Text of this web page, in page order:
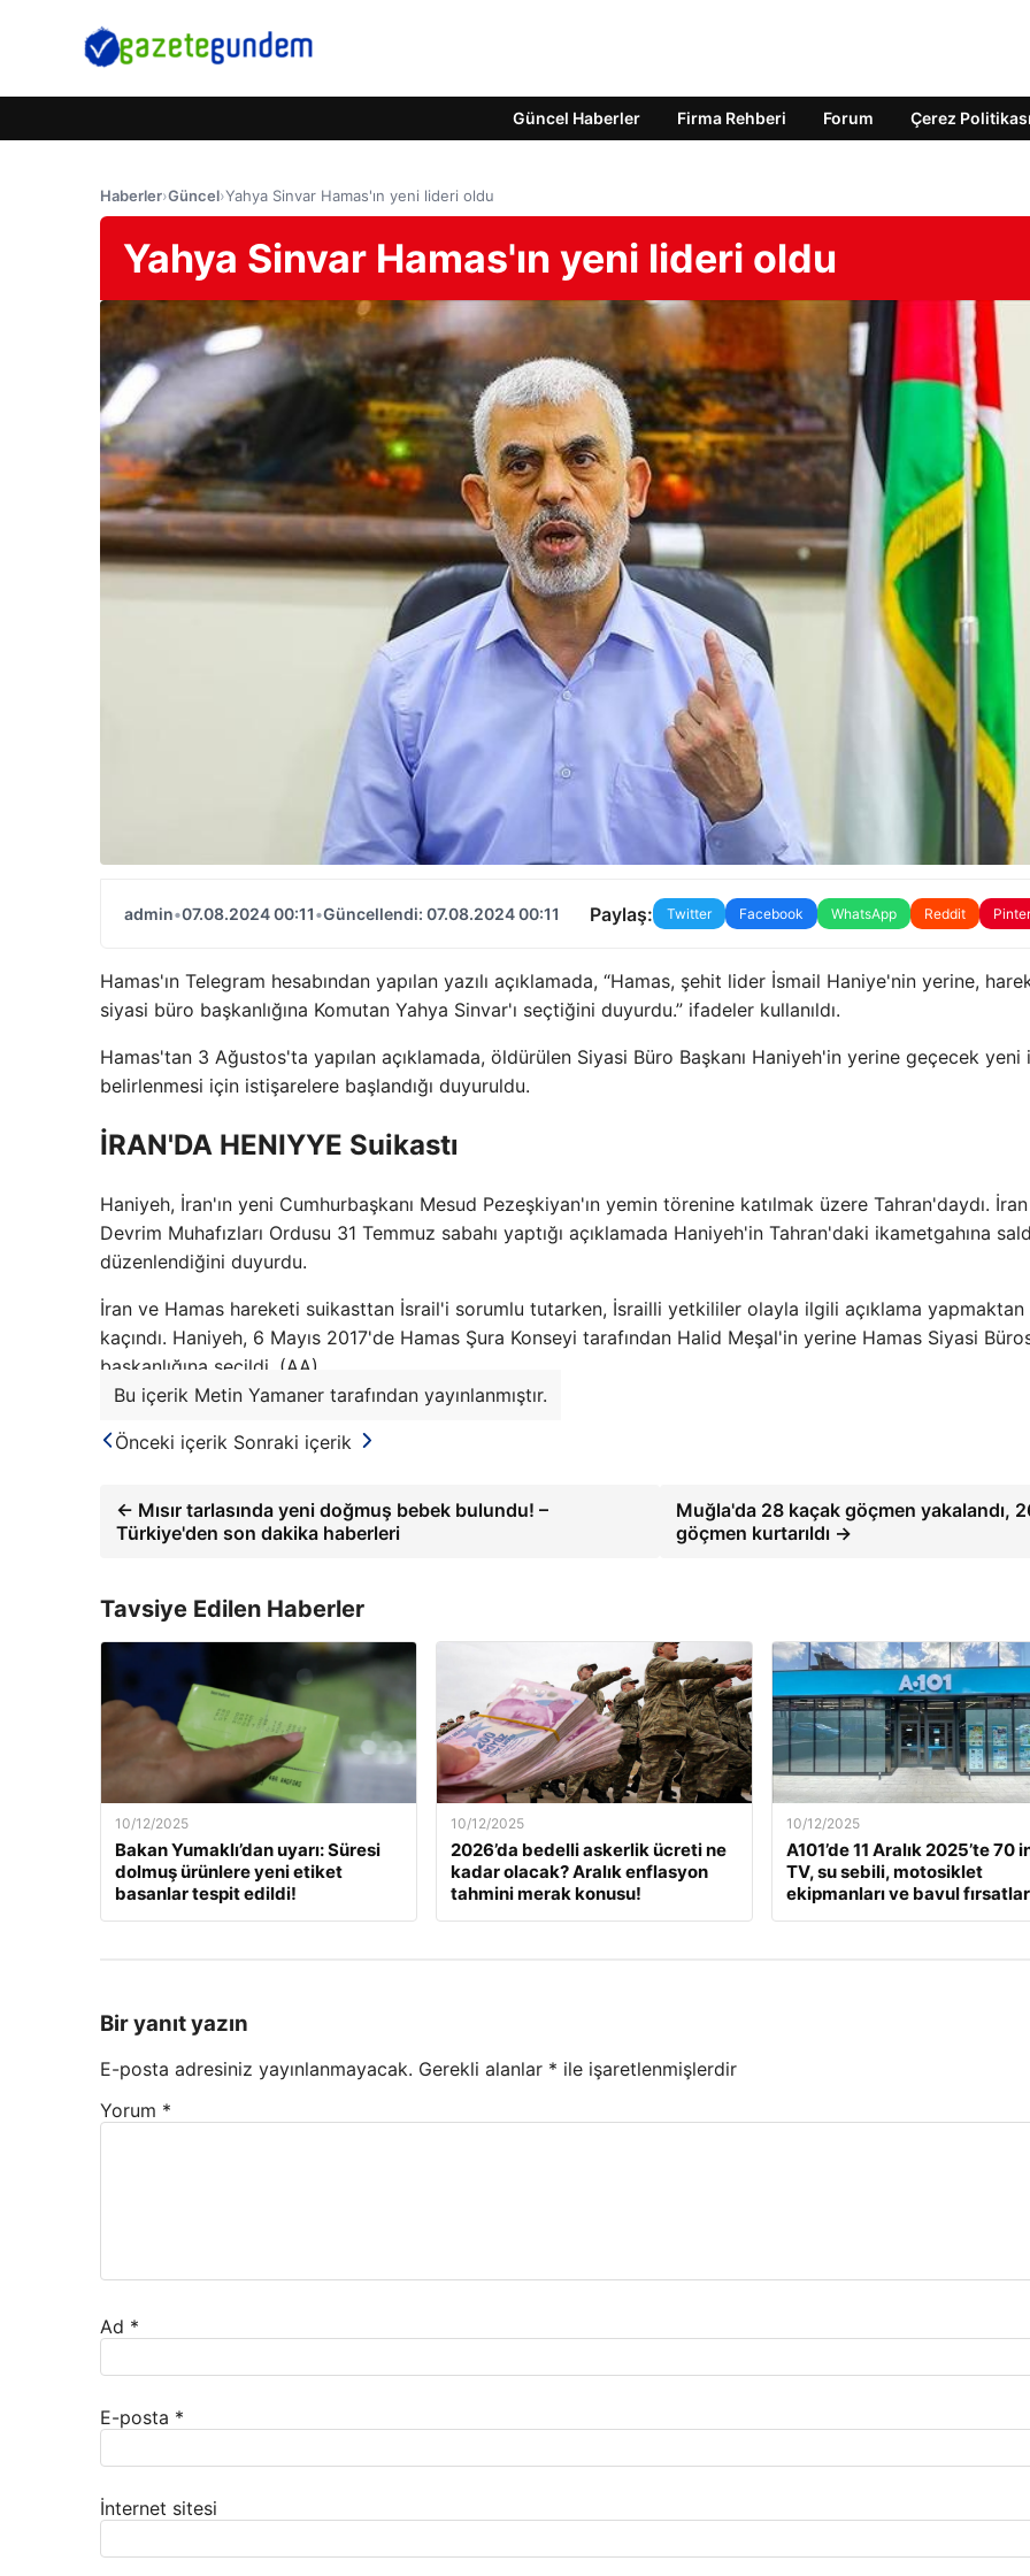
Güncel Haberler Firma Rehberi Forum Çerez Politikası
Haberler›Güncel›Yahya Sinvar Hamas'ın yeni lideri oldu
Yahya Sinvar Hamas'ın yeni lideri oldu
admin•07.08.2024 00:11•Güncellendi: 07.08.2024 00:11 Paylaş: Twitter Facebook WhatsApp Reddit
Hamas'ın Telegram hesabından yapılan yazılı açıklamada, “Hamas, şehit lider İsmail Haniye'nin yerine,
siyasi büro başkanlığına Komutan Yahya Sinvar'ı seçtiğini duyurdu.” ifadeler kullanıldı.
Hamas'tan 3 Ağustos'ta yapılan açıklamada, öldürülen Siyasi Büro Başkanı Haniyeh'in yerine geçecek yeni
belirlenmesi için istişarelere başlandığı duyuruldu.
İRAN'DA HENIYYE Suikastı
Haniyeh, İran'ın yeni Cumhurbaşkanı Mesud Pezeşkiyan'ın yemin törenine katılmak üzere Tahran'daydı. İran
Devrim Muhafızları Ordusu 31 Temmuz sabahı yaptığı açıklamada Haniyeh'in Tahran'daki ikametgahına
düzenlendiğini duyurdu.
İran ve Hamas hareketi suikasttan İsrail'i sorumlu tutarken, İsrailli yetkililer olayla ilgili açıklama yapmaktan
kaçındı. Haniyeh, 6 Mayıs 2017'de Hamas Şura Konseyi tarafından Halid Meşal'in yerine Hamas Siyasi
başkanlığına seçildi. (AA)
Bu içerik Metin Yamaner tarafından yayınlanmıştır.
Önceki içerik Sonraki içerik
← Mısır tarlasında yeni doğmuş bebek bulundu! –
Türkiye'den son dakika haberleri
Muğla'da 28 kaçak göçmen yakalandı,
göçmen kurtarıldı →
Tavsiye Edilen Haberler
10/12/2025
Bakan Yumaklı’dan uyarı: Süresi
dolmuş ürünlere yeni etiket
basanlar tespit edildi!
10/12/2025
2026’da bedelli askerlik ücreti ne
kadar olacak? Aralık enflasyon
tahmini merak konusu!
10/12/2025
A101’de 11 Aralık 2025’te 70
TV, su sebili, motosiklet
ekipmanları ve bavul
Bir yanıt yazın
E-posta adresiniz yayınlanmayacak. Gerekli alanlar * ile işaretlenmişlerdir
Yorum *
Ad *
E-posta *
İnternet sitesi